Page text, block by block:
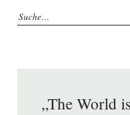
„The World